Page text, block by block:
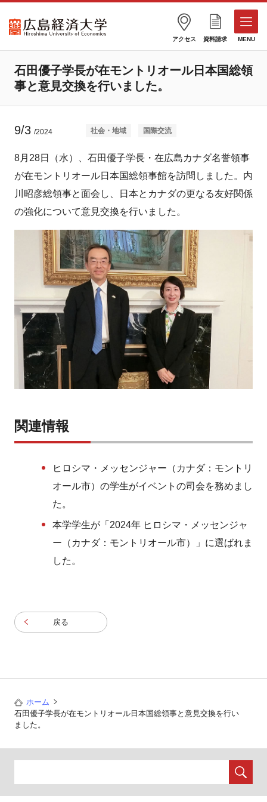
アクセス 資料請求 MENU
石田優子学長が在モントリオール日本国総領
事と意見交換を行いました。
9/3 /2024 社会・地域 国際交流
8月28日（水）、石田優子学長・在広島カナダ名誉領事
が在モントリオール日本国総領事館を訪問しました。内
川昭彦総領事と面会し、日本とカナダの更なる友好関係
の強化について意見交換を行いました。
関連情報
ヒロシマ・メッセンジャー（カナダ：モントリ
オール市）の学生がイベントの司会を務めまし
た。
本学学生が「2024年 ヒロシマ・メッセンジャ
ー（カナダ：モントリオール市）」に選ばれま
した。
戻る
ホーム
石田優子学長が在モントリオール日本国総領事と意見交換を行い
ました。